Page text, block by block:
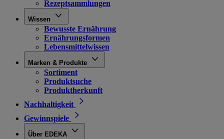
Rezeptsammlungen
Wissen
Bewusste Ernährung
Ernährungsformen
Lebensmittelwissen
Marken & Produkte
Sortiment
Produktsuche
Produktherkunft
Nachhaltigkeit
Gewinnspiele
Über EDEKA